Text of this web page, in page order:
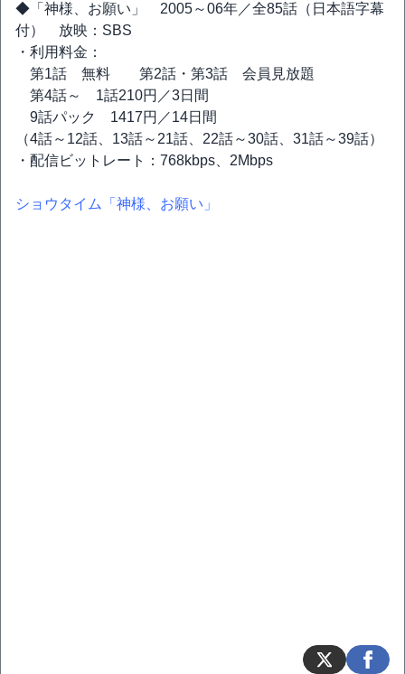
◆「神様、お願い」 2005～06年／全85話（日本語字幕
付） 放映：SBS
・利用料金：
第1話 無料 第2話・第3話 会員見放題
第4話～ 1話210円／3日間
9話パック 1417円／14日間
（4話～12話、13話～21話、22話～30話、31話～39話）
・配信ビットレート：768kbps、2Mbps
ショウタイム「神様、お願い」